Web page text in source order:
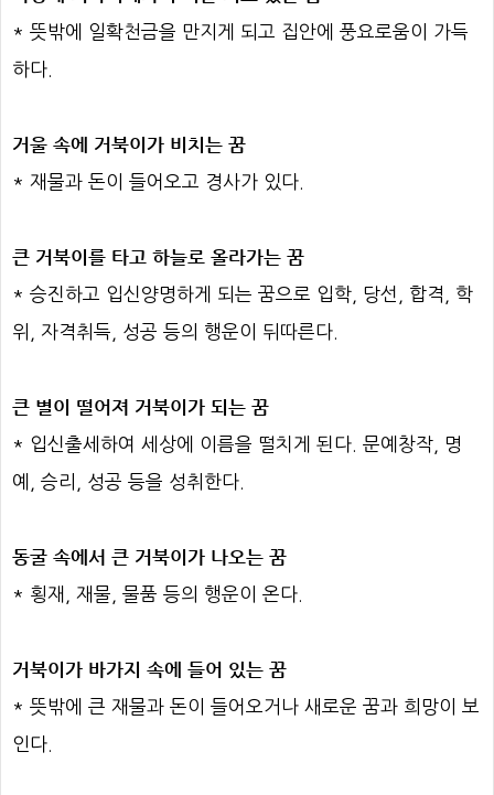
* 뜻밖에 일확천금을 만지게 되고 집안에 풍요로움이 가득
하다.
거울 속에 거북이가 비치는 꿈
* 재물과 돈이 들어오고 경사가 있다.
큰 거북이를 타고 하늘로 올라가는 꿈
* 승진하고 입신양명하게 되는 꿈으로 입학, 당선, 합격, 학
위, 자격취득, 성공 등의 행운이 뒤따른다.
큰 별이 떨어져 거북이가 되는 꿈
* 입신출세하여 세상에 이름을 떨치게 된다. 문예창작, 명
예, 승리, 성공 등을 성취한다.
동굴 속에서 큰 거북이가 나오는 꿈
* 횡재, 재물, 물품 등의 행운이 온다.
거북이가 바가지 속에 들어 있는 꿈
* 뜻밖에 큰 재물과 돈이 들어오거나 새로운 꿈과 희망이 보
인다.